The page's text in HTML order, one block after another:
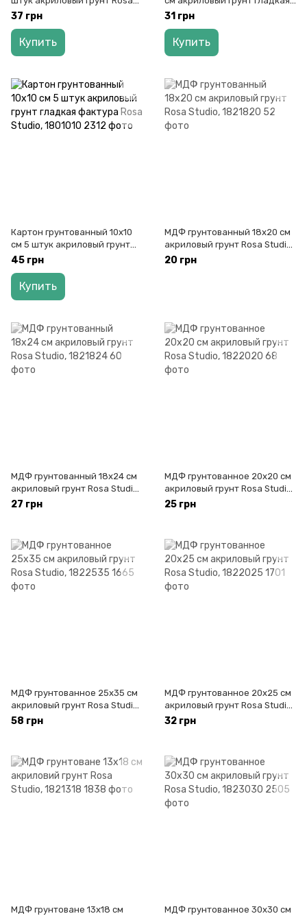
Studio, 1821010
37 грн
Купить
фактура Rosa Studio, 1801524
31 грн
Купить
Картон грунтованный 10х10
см 5 штук акриловый грунт
гладкая фактура Rosa Studio,
45 грн
Купить
МДФ грунтованный 18х20 см
акриловый грунт Rosa Studio,
1821820
20 грн
МДФ грунтованный 18х24 см
акриловый грунт Rosa Studio,
1821824
27 грн
МДФ грунтованное 20х20 см
акриловый грунт Rosa Studio,
1822020
25 грн
МДФ грунтованное 25x35 см
акриловый грунт Rosa Studio,
1822535
58 грн
МДФ грунтованное 20х25 см
акриловый грунт Rosa Studio,
1822025
32 грн
МДФ грунтоване 13х18 см
МДФ грунтованное 30x30 см